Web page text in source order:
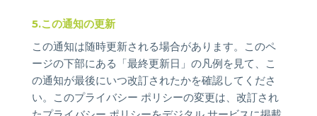
5.この通知の更新
この通知は随時更新される場合があります。このペ
ージの下部にある「最終更新日」の凡例を見て、こ
の通知が最後にいつ改訂されたかを確認してくださ
い。このプライバシー ポリシーの変更は、改訂され